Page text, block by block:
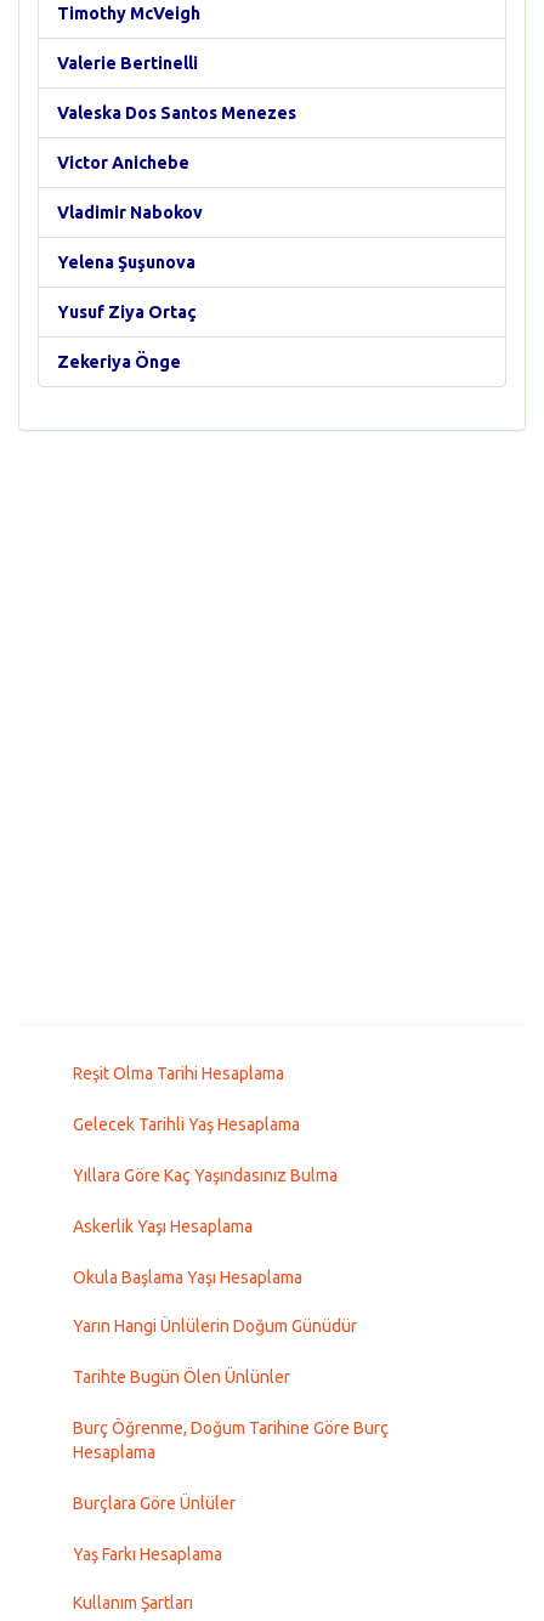
Timothy McVeigh
Valerie Bertinelli
Valeska Dos Santos Menezes
Victor Anichebe
Vladimir Nabokov
Yelena Şuşunova
Yusuf Ziya Ortaç
Zekeriya Önge
Reşit Olma Tarihi Hesaplama
Gelecek Tarihli Yaş Hesaplama
Yıllara Göre Kaç Yaşındasınız Bulma
Askerlik Yaşı Hesaplama
Okula Başlama Yaşı Hesaplama
Yarın Hangi Ünlülerin Doğum Günüdür
Tarihte Bugün Ölen Ünlünler
Burç Öğrenme, Doğum Tarihine Göre Burç
Hesaplama
Burçlara Göre Ünlüler
Yaş Farkı Hesaplama
Kullanım Şartları